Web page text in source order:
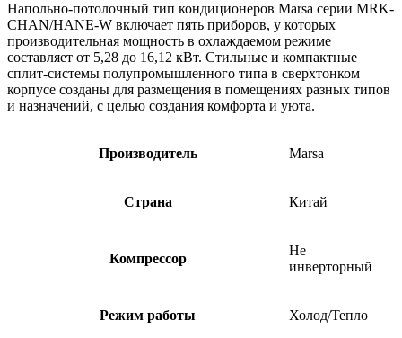
Напольно-потолочный тип кондиционеров Marsa серии MRK-
СHAN/HANE-W включает пять приборов, у которых
производительная мощность в охлаждаемом режиме
составляет от 5,28 до 16,12 кВт. Стильные и компактные
сплит-системы полупромышленного типа в сверхтонком
корпусе созданы для размещения в помещениях разных типов
и назначений, с целью создания комфорта и уюта.
Производитель Marsa
Страна Китай
Компрессор
Не
инверторный
Режим работы Холод/Тепло